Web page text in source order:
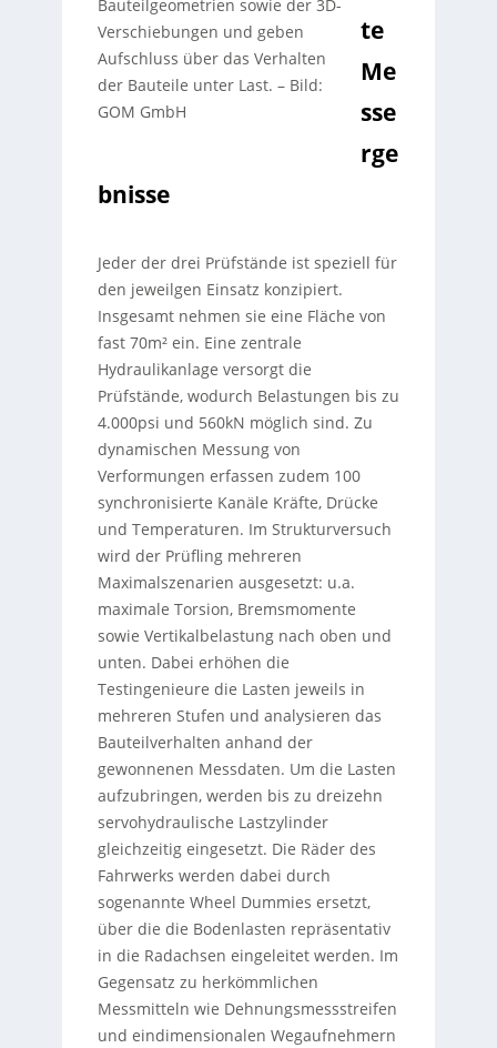
Bauteilgeometrien sowie der 3D-
Verschiebungen und geben
Aufschluss über das Verhalten
der Bauteile unter Last. – Bild:
GOM GmbH
te
Me
sse
rge
bnisse
Jeder der drei Prüfstände ist speziell für
den jeweilgen Einsatz konzipiert.
Insgesamt nehmen sie eine Fläche von
fast 70m² ein. Eine zentrale
Hydraulikanlage versorgt die
Prüfstände, wodurch Belastungen bis zu
4.000psi und 560kN möglich sind. Zu
dynamischen Messung von
Verformungen erfassen zudem 100
synchronisierte Kanäle Kräfte, Drücke
und Temperaturen. Im Strukturversuch
wird der Prüfling mehreren
Maximalszenarien ausgesetzt: u.a.
maximale Torsion, Bremsmomente
sowie Vertikalbelastung nach oben und
unten. Dabei erhöhen die
Testingenieure die Lasten jeweils in
mehreren Stufen und analysieren das
Bauteilverhalten anhand der
gewonnenen Messdaten. Um die Lasten
aufzubringen, werden bis zu dreizehn
servohydraulische Lastzylinder
gleichzeitig eingesetzt. Die Räder des
Fahrwerks werden dabei durch
sogenannte Wheel Dummies ersetzt,
über die die Bodenlasten repräsentativ
in die Radachsen eingeleitet werden. Im
Gegensatz zu herkömmlichen
Messmitteln wie Dehnungsmessstreifen
und eindimensionalen Wegaufnehmern